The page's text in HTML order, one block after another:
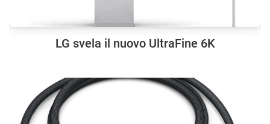
LG svela il nuovo UltraFine 6K